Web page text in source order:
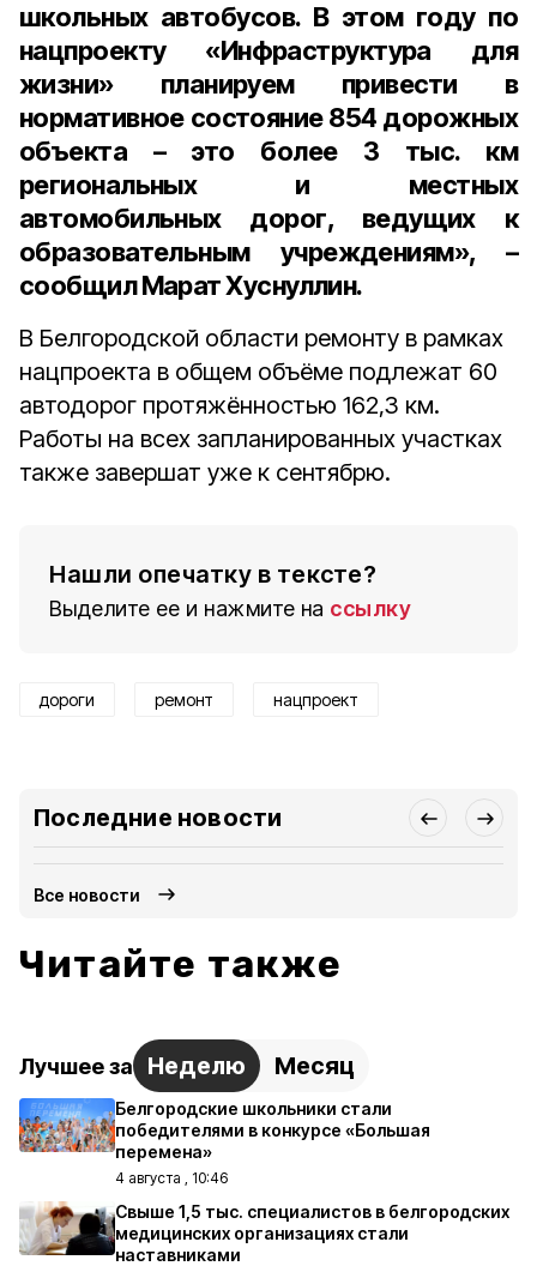
школьных автобусов. В этом году по
нацпроекту «Инфраструктура для
жизни» планируем привести в
нормативное состояние 854 дорожных
объекта – это более 3 тыс. км
региональных и местных
автомобильных дорог, ведущих к
образовательным учреждениям», –
сообщил Марат Хуснуллин.
В Белгородской области ремонту в рамках
нацпроекта в общем объёме подлежат 60
автодорог протяжённостью 162,3 км.
Работы на всех запланированных участках
также завершат уже к сентябрю.
Нашли опечатку в тексте?
Выделите ее и нажмите на ссылку
дороги ремонт нацпроект
Последние новости
Все новости
Читайте также
Лучшее за Неделю Месяц
Белгородские школьники стали
победителями в конкурсе «Большая
перемена»
4 августа , 10:46
Свыше 1,5 тыс. специалистов в белгородских
медицинских организациях стали
наставниками